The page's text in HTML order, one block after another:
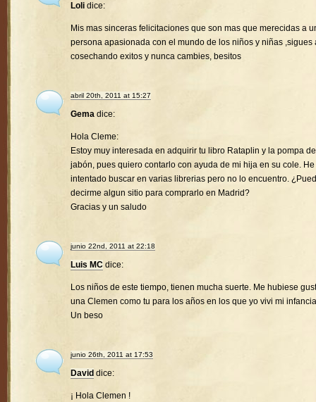
Loli dice:
Mis mas sinceras felicitaciones que son mas que merecidas a
persona apasionada con el mundo de los niños y niñas ,sigues
cosechando exitos y nunca cambies, besitos
abril 20th, 2011 at 15:27
Gema dice:
Hola Cleme:
Estoy muy interesada en adquirir tu libro Rataplin y la pompa de
jabón, pues quiero contarlo con ayuda de mi hija en su cole. He
intentado buscar en varias librerias pero no lo encuentro.
decirme algun sitio para comprarlo en Madrid?
Gracias y un saludo
junio 22nd, 2011 at 22:18
Luis MC dice:
Los niños de este tiempo, tienen mucha suerte. Me hubiese
una Clemen como tu para los años en los que yo vivi mi
Un beso
junio 26th, 2011 at 17:53
David dice:
¡ Hola Clemen !